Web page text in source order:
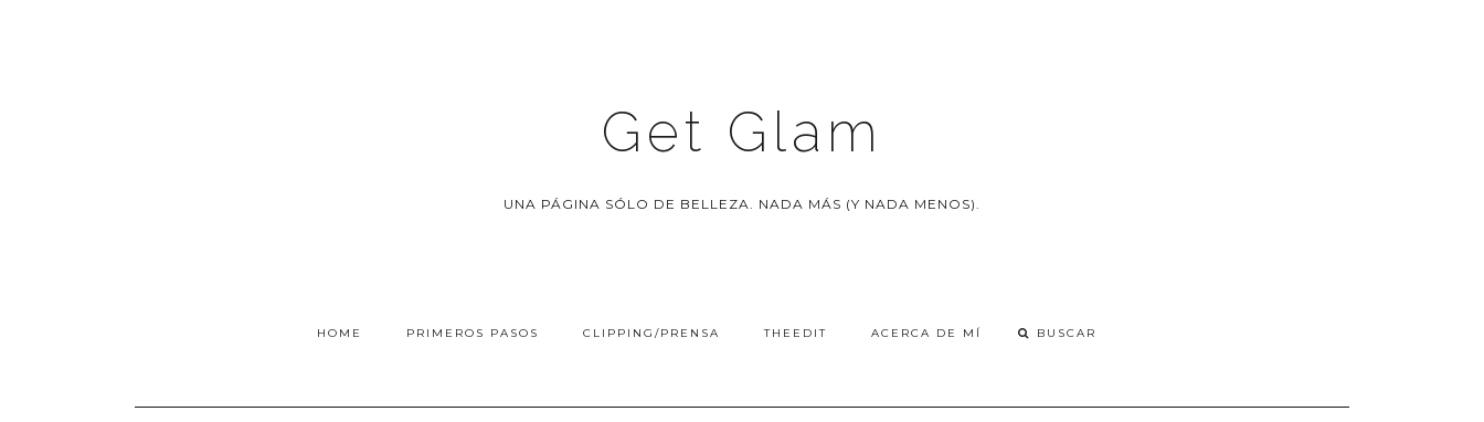
Get Glam
UNA PÁGINA SÓLO DE BELLEZA. NADA MÁS (Y NADA MENOS).
HOME PRIMEROS PASOS CLIPPING/PRENSA THEEDIT ACERCA DE MÍ